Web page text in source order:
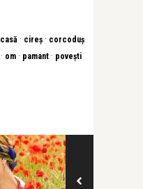
casă · cireș · corcoduș
· om · pamant · povești